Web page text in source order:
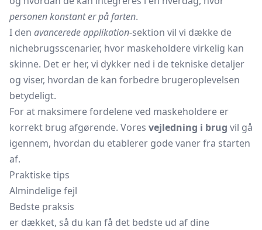
personen konstant er på farten.
I den avancerede applikation-sektion vil vi dække de
nichebrugsscenarier, hvor maskeholdere virkelig kan
skinne. Det er her, vi dykker ned i de tekniske detaljer
og viser, hvordan de kan forbedre brugeroplevelsen
betydeligt.
For at maksimere fordelene ved maskeholdere er
korrekt brug afgørende. Vores vejledning i brug vil gå
igennem, hvordan du etablerer gode vaner fra starten
af.
Praktiske tips
Almindelige fejl
Bedste praksis
er dækket, så du kan få det bedste ud af dine